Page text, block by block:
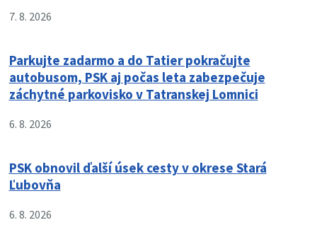
7. 8. 2026
Parkujte zadarmo a do Tatier pokračujte
autobusom, PSK aj počas leta zabezpečuje
záchytné parkovisko v Tatranskej Lomnici
6. 8. 2026
PSK obnovil ďalší úsek cesty v okrese Stará
Ľubovňa
6. 8. 2026